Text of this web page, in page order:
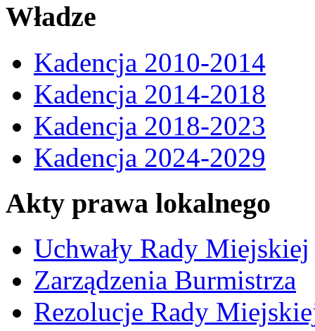
Władze
Kadencja 2010-2014
Kadencja 2014-2018
Kadencja 2018-2023
Kadencja 2024-2029
Akty prawa lokalnego
Uchwały Rady Miejskiej
Zarządzenia Burmistrza
Rezolucje Rady